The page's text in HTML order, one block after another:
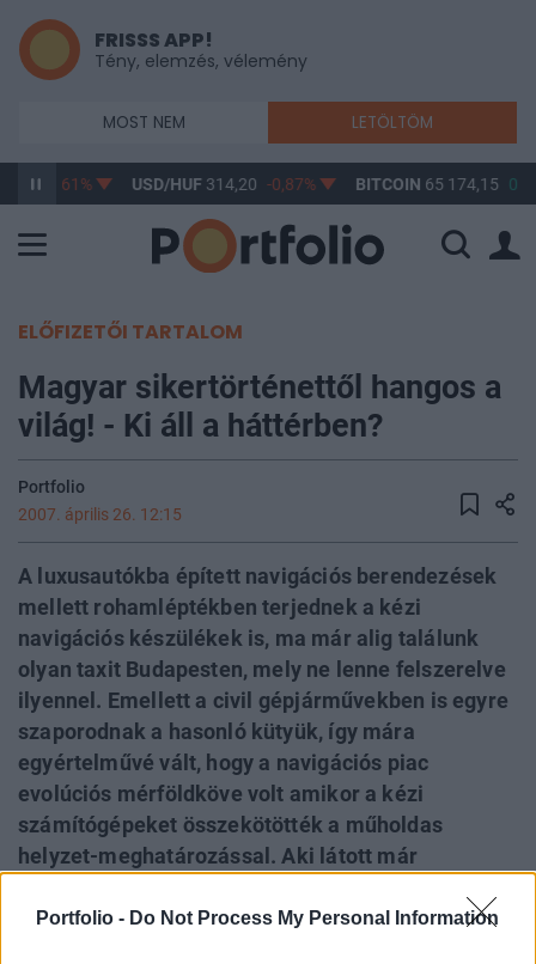
Portfolio - Do Not Process My Personal Information
FRISSS APP!
Tény, elemzés, vélemény
MOST NEM LETÖLTÖM
-0,61% USD/HUF314,20 -0,87% BITCOIN65 174,15
ELŐFIZETŐI TARTALOM
Magyar sikertörténettől hangos a
világ! - Ki áll a háttérben?
Portfolio
2007. április 26. 12:15
A luxusautókba épített navigációs berendezések
mellett rohamléptékben terjednek a kézi
navigációs készülékek is, ma már alig találunk
olyan taxit Budapesten, mely ne lenne felszerelve
ilyennel. Emellett a civil gépjárművekben is egyre
szaporodnak a hasonló kütyük, így mára
egyértelművé vált, hogy a navigációs piac
evolúciós mérföldköve volt amikor a kézi
számítógépeket összekötötték a műholdas
helyzet-meghatározással. Aki látott már
találkozott már az iGO My way nevű